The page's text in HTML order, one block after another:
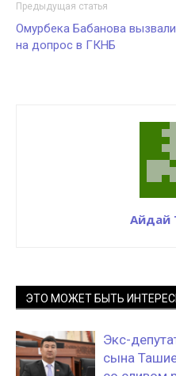
Предыдущая статья
Омурбека Бабанова вызвали
на допрос в ГКНБ
Айдай
ЭТО МОЖЕТ БЫТЬ
Экс-
сына